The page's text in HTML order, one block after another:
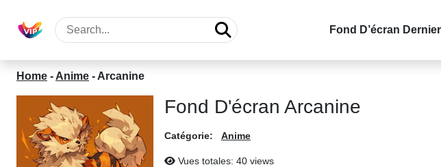
Fond D’écran
Home - Anime - Arcanine
Fond D'écran Arcanine
Catégorie: Anime
Vues totales: 40 views